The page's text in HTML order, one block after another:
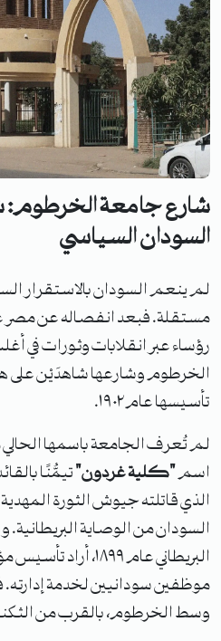
شارع جامعة الخرطوم:
السودان السياسي
لم ينعم السودان بالاستقرار
رؤساء عبر انقلابات وثورات في
الخرطوم وشارعها شاهدَيْن على
تأسيسها عام ١٩٠٢.
لم تُعرف الجامعة باسمها الحالي
اسم"كلية غردون"تيمُّنًا
السودان من الوصاية البريطانية.
البريطاني عام
موظفين سودانيين لخدمة إدارته.
وسط الخرطوم، بالقرب من